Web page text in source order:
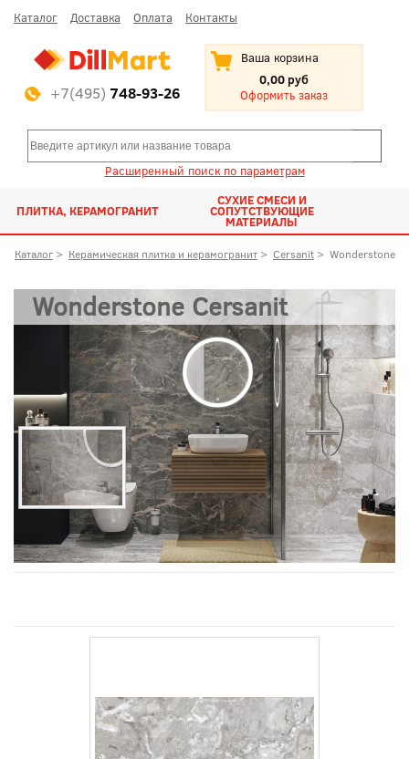
Каталог Доставка Оплата Контакты
+7(495) 748-93-26
Ваша корзина
0,00 руб
Оформить заказ
Расширенный поиск по параметрам
ПЛИТКА, КЕРАМОГРАНИТ
СУХИЕ СМЕСИ И
СОПУТСТВУЮЩИЕ
МАТЕРИАЛЫ
Каталог > Керамическая плитка и керамогранит > Cersanit > Wonderstone
Wonderstone Cersanit